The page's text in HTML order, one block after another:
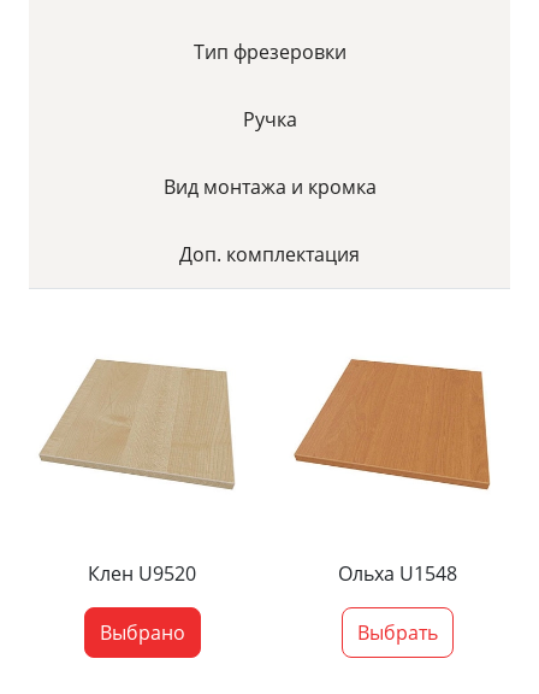
Тип фрезеровки
Ручка
Вид монтажа и кромка
Доп. комплектация
Клен U9520
Выбрано
Ольха U1548
Выбрать